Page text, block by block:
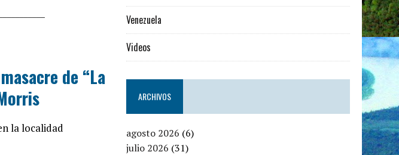
de “La
la localidad
Venezuela
Videos
ARCHIVOS
agosto 2026 (6)
julio 2026 (31)